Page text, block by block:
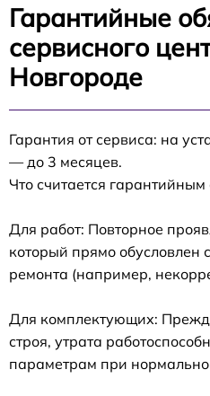
Гарантийные
сервисного
Новгороде
Гарантия от сервиса: на
— до 3 месяцев.
Что считается гарантийным
Для работ: Повторное
который прямо обусловлен
ремонта (например,
Для комплектующих:
строя, утрата
параметрам при